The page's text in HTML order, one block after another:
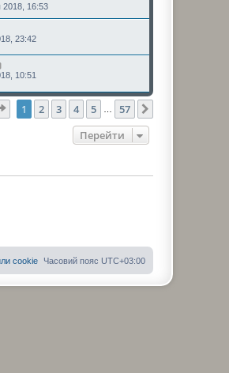
2018, 16:53
23:42
10:51
Сторінка 1з 57
1 2 3 4 5 57
Перейти
Часовий пояс UTC+03:00
cookie